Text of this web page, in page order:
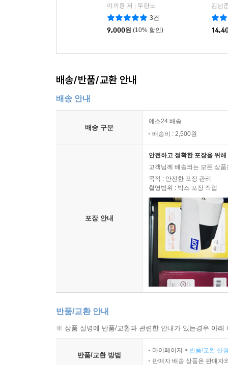
이의용 저
두란노
3건
9,000원 (10% 할인)
김남
배송/반품/교환 안내
배송 안내
배송 구분
예스24 배송
배송비 : 2,500원
포장 안내
안전하고 정확한 포장을 위
고객님께 배송되는 모든 상
목적 : 안전한 포장 관리
촬영범위 : 박스 포장 작업
반품/교환 안내
※ 상품 설명에 반품/교환과 관련한 안내가 있는경우 아
반품/교환 방법
마이페이지 > 반품/교환 신
판매자 배송 상품은 판매자